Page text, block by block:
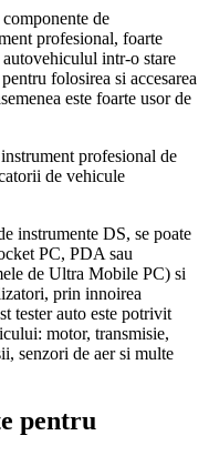
de
profesional, foarte
autovehiculul intr-o stare
folosirea si accesarea
este foarte usor de
profesional de
de vehicule
instrumente DS, se poate
PC, PDA sau
de Ultra Mobile PC) si
prin innoirea
tester auto este potrivit
motor, transmisie,
senzori de aer si multe
pentru